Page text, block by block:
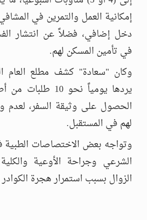
إمكانية العمل والتمرين في
دخل إضافي، فضلاً عن انتشار
في تأمين المسكن لهم.
وكان "سعادة" كشف مطلع العام
يردها يومياً نحو
الحصول على وثيقة السفر،
لهم في المستقبل.
وتواجه بعض الاختصاصات
الشرعي وجراحة الأوعية
الزوال بسبب استمرار هجرة